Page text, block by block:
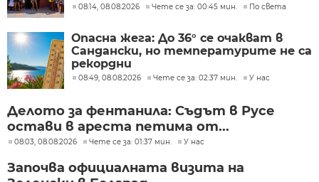
08:14, 08.08.2026 Чете се за: 00:45 мин. По света
Опасна жега: До 36° се очакват в
Сандански, но температурите не са
рекордни
08:49, 08.08.2026 Чете се за: 02:37 мин. У нас
Делото за фентанила: Съдът в Русе
остави в ареста петима от...
08:03, 08.08.2026 Чете се за: 01:37 мин. У нас
Започва официалната визита на